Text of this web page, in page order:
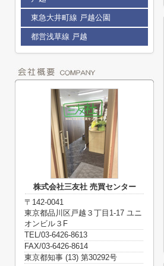
東急大井町線 戸越公園
都営浅草線 戸越
株式会社三友社 売買センター
〒142-0041
東京都品川区戸越３丁目1-17 ユニ
オンビル３F
TEL/03-6426-8613
FAX/03-6426-8614
東京都知事 (13) 第30292号